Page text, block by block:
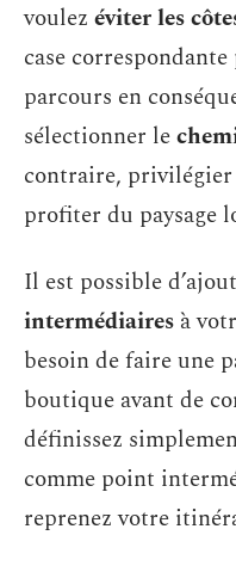
voulez éviter les
case
parcours en
sélectionner le
contraire, privilégier
profiter du paysage
Il est possible
intermédiaires à
besoin de faire une
boutique avant de
définissez
comme point
reprenez votre